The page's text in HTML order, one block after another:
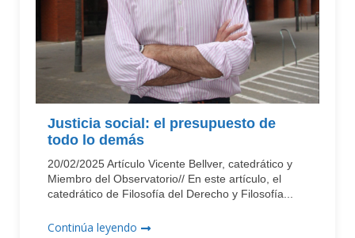
Justicia social: el presupuesto de
todo lo demás
20/02/2025 Artículo Vicente Bellver, catedrático y
Miembro del Observatorio// En este artículo, el
catedrático de Filosofía del Derecho y Filosofía...
Continúa leyendo